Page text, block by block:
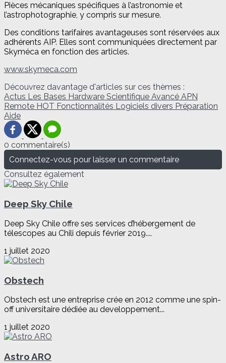
Pièces mécaniques spécifiques à l’astronomie et
l’astrophotographie, y compris sur mesure.
Des conditions tarifaires avantageuses sont réservées aux
adhérents AIP. Elles sont communiquées directement par
Skyméca en fonction des articles.
www.skymeca.com
Découvrez davantage d'articles sur ces thèmes :
Actus Les Bases Hardware Scientifique Avancé APN
Remote HOT Fonctionnalités Logiciels divers Préparation
Aide
0 commentaire(s)
Connectez-vous pour laisser un commentaire
Consultez également
Deep Sky Chile
Deep Sky Chile offre ses services d’hébergement de
télescopes au Chili depuis février 2019....
1 juillet 2020
Obstech
Obstech est une entreprise crée en 2012 comme une spin-
off universitaire dédiée au developpement...
1 juillet 2020
Astro ARO